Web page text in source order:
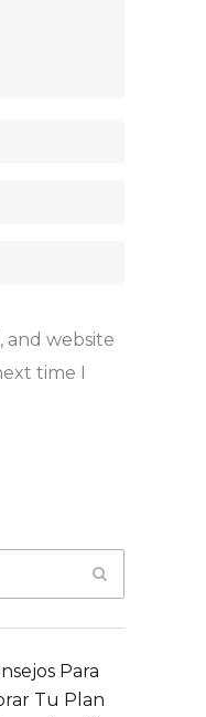
and website
time I
Para
Tu Plan